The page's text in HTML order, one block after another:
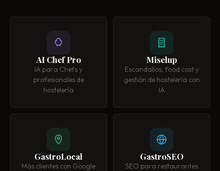
AI Chef Pro
IA para Chefs y
profesionales de
hostelería
Miselup
Escandallos, food cost y
gestión de hostelería con
IA
GastroLocal
Más clientes con Google
GastroSEO
SEO para restaurantes